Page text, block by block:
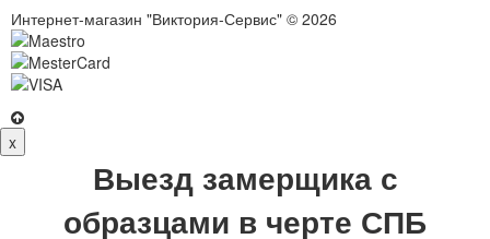
Интернет-магазин "Виктория-Сервис" © 2026
x
Выезд замерщика с
образцами в черте СПБ